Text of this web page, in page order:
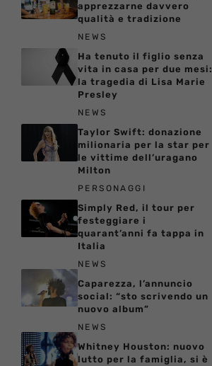
apprezzarne davvero
qualità e tradizione
NEWS
Ha tenuto il figlio senza
vita in casa per due mesi:
la tragedia di Lisa Marie
Presley
NEWS
Taylor Swift: donazione
milionaria per la star per
le vittime dell’uragano
Milton
PERSONAGGI
Simply Red, il tour per
festeggiare i
quarant’anni fa tappa in
Italia
NEWS
Caparezza, l’annuncio
social: “sto scrivendo un
nuovo album”
NEWS
Whitney Houston: nuovo
lutto per la famiglia, si è